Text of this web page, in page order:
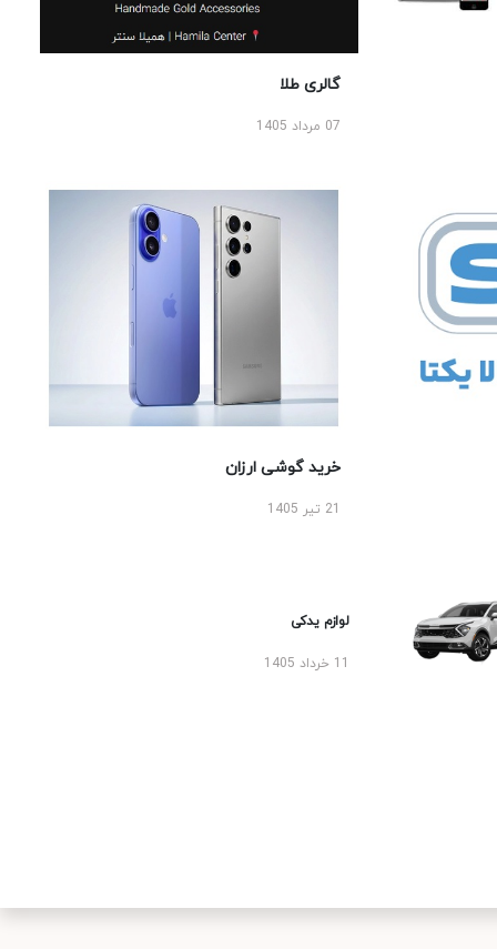
گالری طلا
07 مرداد 1405
خرید گوشی ارزان
لوازم یدکی